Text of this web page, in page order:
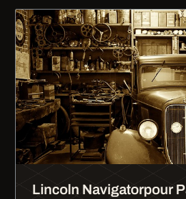
Lincoln Navigatorpour